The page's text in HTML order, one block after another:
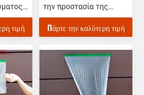
τιμή
την προστασία της
επιφάνειας
Πάρτε την καλύτερη τιμή